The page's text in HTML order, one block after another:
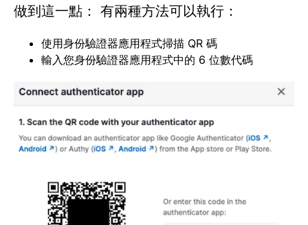
做到這一點： 有兩種方法可以執行：
使用身份驗證器應用程式掃描 QR 碼
輸入您身份驗證器應用程式中的 6 位數代碼